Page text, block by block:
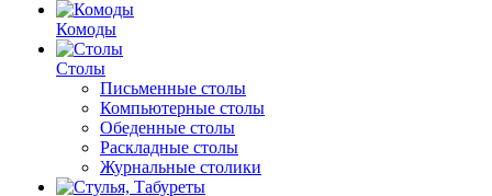
Комоды
Столы
Письменные столы
Компьютерные столы
Обеденные столы
Раскладные столы
Журнальные столики